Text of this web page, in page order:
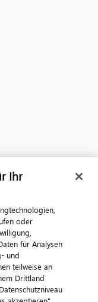
Ihr
oder
für Analysen
und
teilweise an
Drittland